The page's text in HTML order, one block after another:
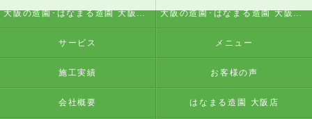
大阪の造園･はなまる造園 大阪店の評判 大阪の造園･はなまる造園 大阪店のお客様の声
サービス メニュー
施工実績 お客様の声
会社概要 はなまる造園 大阪店